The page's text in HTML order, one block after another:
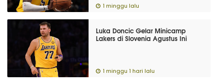
1 minggu lalu
Luka Doncic Gelar Minicamp
Lakers di Slovenia Agustus Ini
1 minggu 1 hari lalu